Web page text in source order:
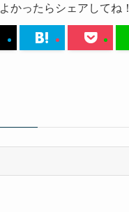
よかったらシェアしてね！